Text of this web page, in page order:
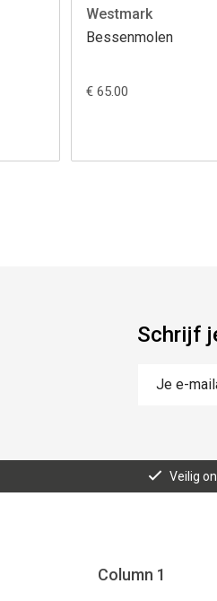
Westmark
Bessenmolen
€ 65.00
Schrijf
Veilig
Column 1